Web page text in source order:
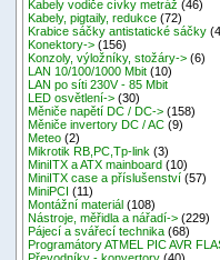
Kabely vodiče cívky metráž (46)
Kabely, pigtaily, redukce (72)
Krabice sáčky antistatické sáčky
Konektory-> (156)
Konzoly, výložníky, stožáry-> (6)
LAN 10/100/1000 Mbit (10)
LAN po síti 230V - 85 Mbit
LED osvětlení-> (30)
Měniče napětí DC / DC-> (158)
Měniče invertory DC / AC (9)
Meteo (2)
Mikrotik RB,PC,Tp-link (3)
MiniITX a ATX mainboard (10)
MiniITX case a příslušenství (57)
MiniPCI (11)
Montážní materiál (108)
Nástroje, měřidla a nářadí-> (229)
Pájecí a svářecí technika (68)
Programátory ATMEL PIC AVR